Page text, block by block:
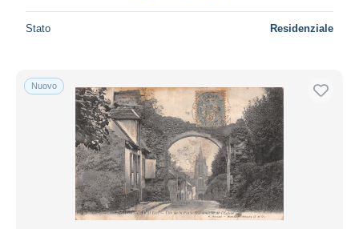
Stato Residenziale
Nuovo